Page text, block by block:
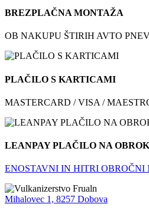
BREZPLAČNA MONTAŽA
OB NAKUPU ŠTIRIH AVTO
PLAČILO S KARTICAMI
MASTERCARD / VISA /
LEANPAY PLAČILO NA
ENOSTAVNI IN HITRI OBROČNI
Mihalovec 1, 8257 Dobova